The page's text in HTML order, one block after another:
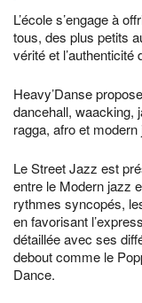
L’école s’engage à
tous, des plus petits
vérité et
Heavy’Danse
dancehall, waacking,
ragga, afro et modern
Le Street Jazz est
entre le Modern jazz
rythmes syncopés,
en favorisant
détaillée avec ses
debout comme le
Dance.